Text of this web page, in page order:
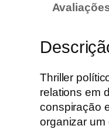
e
t
e
C
o
Thriller
relations em
conspiração
organizar um